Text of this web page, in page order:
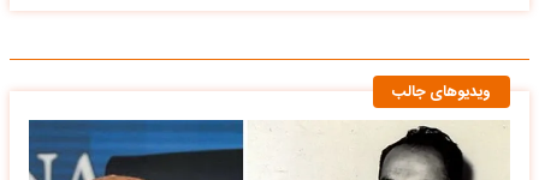
ویدیوهای جالب